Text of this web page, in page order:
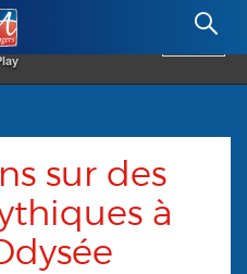
Angers.fr : Retour à l'accueil
sur des
à